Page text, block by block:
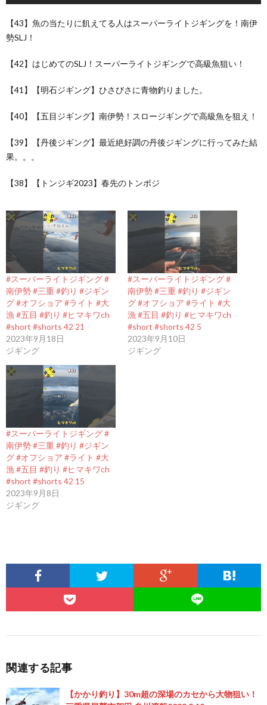
【43】魚の当たりに飢えてる人はスーパーライトジギングを！南伊
勢SLJ！
【42】はじめてのSLJ！スーパーライトジギングで高級魚狙い！
【41】【明石ジギング】ひさびさに青物釣りました。
【40】【五目ジギング】南伊勢！スロージギングで高級魚を狙え！
【39】【丹後ジギング】最近絶好調の丹後ジギングに行ってみた結
果。。。
【38】【トンジギ2023】春先のトンボジ
#スーパーライトジギング #
南伊勢 #三重 #釣り #ジギン
グ #オフショア #ライト #大
漁 #五目 #釣り #ヒマキワch
#short #shorts 42 21
2023年9月18日
ジギング
#スーパーライトジギング #
南伊勢 #三重 #釣り #ジギン
グ #オフショア #ライト #大
漁 #五目 #釣り #ヒマキワch
#short #shorts 42 5
2023年9月10日
ジギング
#スーパーライトジギング #
南伊勢 #三重 #釣り #ジギン
グ #オフショア #ライト #大
漁 #五目 #釣り #ヒマキワch
#short #shorts 42 15
2023年9月8日
ジギング
関連する記事
【かかり釣り】30m超の深場のカセから大物狙い！